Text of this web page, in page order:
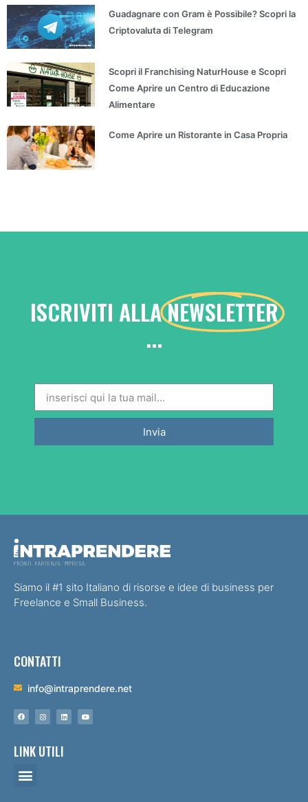
Guadagnare con Gram è Possibile? Scopri la
Criptovaluta di Telegram
Scopri il Franchising NaturHouse e Scopri
Come Aprire un Centro di Educazione
Alimentare
Come Aprire un Ristorante in Casa Propria
ISCRIVITI ALLANEWSLETTER
...
Invia
Siamo il #1 sito Italiano di risorse e idee di business per
Freelance e Small Business.
CONTATTI
info@intraprendere.net
LINK UTILI